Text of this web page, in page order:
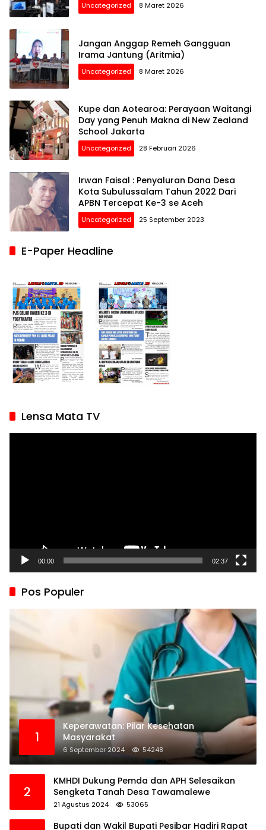
Uncategorized 8 Maret 2026
Jangan Anggap Remeh Gangguan
Irama Jantung (Aritmia)
Uncategorized 8 Maret 2026
Kupe dan Aotearoa: Perayaan Waitangi
Day yang Penuh Makna di New Zealand
School Jakarta
Uncategorized 28 Februari 2026
Irwan Faisal : Penyaluran Dana Desa
Kota Subulussalam Tahun 2022 Dari
APBN Tercepat Ke-3 se Aceh
Uncategorized 25 September 2023
E-Paper Headline
Lensa Mata TV
00:00 02:37
Pos Populer
1
Keperawatan: Pilar Kesehatan
Masyarakat
6 September 2024 54248
2
KMHDI Dukung Pemda dan APH Selesaikan
Sengketa Tanah Desa Tawamalewe
21 Agustus 2024 53065
Bupati dan Wakil Bupati Pesibar Hadiri Rapat